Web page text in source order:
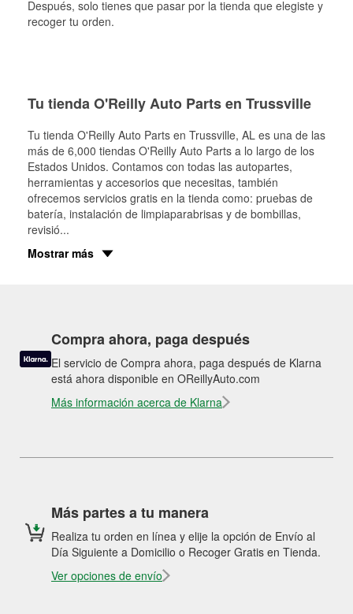
Después, solo tienes que pasar por la tienda que elegiste y
recoger tu orden.
Tu tienda O'Reilly Auto Parts en Trussville
Tu tienda O'Reilly Auto Parts en Trussville, AL es una de las
más de 6,000 tiendas O'Reilly Auto Parts a lo largo de los
Estados Unidos. Contamos con todas las autopartes,
herramientas y accesorios que necesitas, también
ofrecemos servicios gratis en la tienda como: pruebas de
batería, instalación de limpiaparabrisas y de bombillas,
revisió...
Mostrar más
Compra ahora, paga después
El servicio de Compra ahora, paga después de Klarna
está ahora disponible en OReillyAuto.com
Más información acerca de Klarna
Más partes a tu manera
Realiza tu orden en línea y elije la opción de Envío al
Día Siguiente a Domicilio o Recoger Gratis en Tienda.
Ver opciones de envío